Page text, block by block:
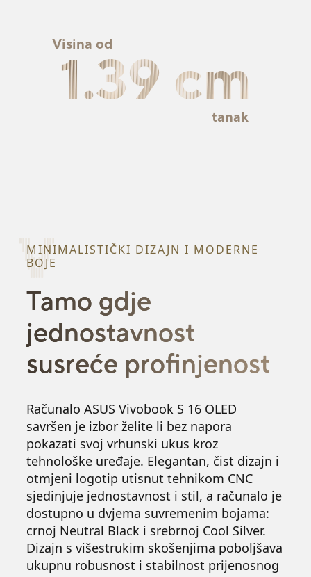
Visina od
1.39 cm
tanak
MINIMALISTIČKI DIZAJN I MODERNE
BOJE
Tamo gdje
jednostavnost
susreće profinjenost
Računalo ASUS Vivobook S 16 OLED
savršen je izbor želite li bez napora
pokazati svoj vrhunski ukus kroz
tehnološke uređaje. Elegantan, čist dizajn i
otmjeni logotip utisnut tehnikom CNC
sjedinjuje jednostavnost i stil, a računalo je
dostupno u dvjema suvremenim bojama:
crnoj Neutral Black i srebrnoj Cool Silver.
Dizajn s višestrukim skošenjima poboljšava
ukupnu robusnost i stabilnost prijenosnog